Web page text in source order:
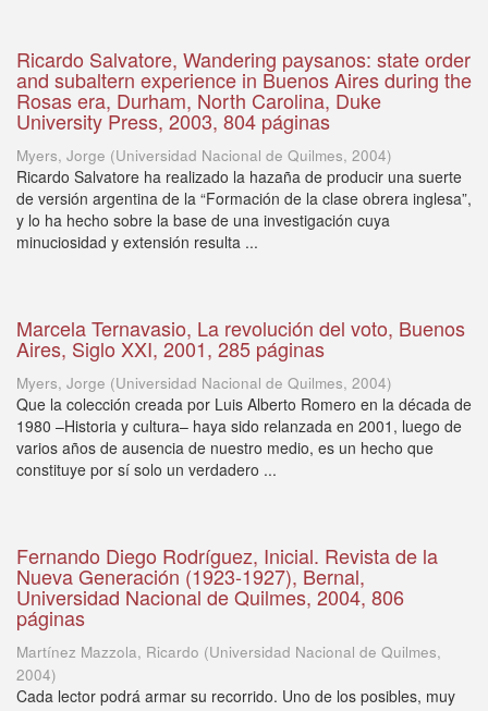
Ricardo Salvatore, Wandering paysanos: state order
and subaltern experience in Buenos Aires during the
Rosas era, Durham, North Carolina, Duke
University Press, 2003, 804 páginas
Myers, Jorge (Universidad Nacional de Quilmes, 2004)
Ricardo Salvatore ha realizado la hazaña de producir una suerte
de versión argentina de la “Formación de la clase obrera inglesa”,
y lo ha hecho sobre la base de una investigación cuya
minuciosidad y extensión resulta ...
Marcela Ternavasio, La revolución del voto, Buenos
Aires, Siglo XXI, 2001, 285 páginas
Myers, Jorge (Universidad Nacional de Quilmes, 2004)
Que la colección creada por Luis Alberto Romero en la década de
1980 –Historia y cultura– haya sido relanzada en 2001, luego de
varios años de ausencia de nuestro medio, es un hecho que
constituye por sí solo un verdadero ...
Fernando Diego Rodríguez, Inicial. Revista de la
Nueva Generación (1923-1927), Bernal,
Universidad Nacional de Quilmes, 2004, 806
páginas
Martínez Mazzola, Ricardo (Universidad Nacional de Quilmes,
2004)
Cada lector podrá armar su recorrido. Uno de los posibles, muy